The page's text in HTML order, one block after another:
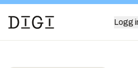
Logg